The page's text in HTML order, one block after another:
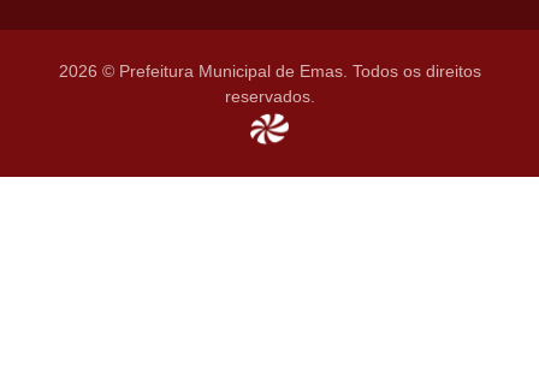
2026 © Prefeitura Municipal de Emas. Todos os direitos
reservados.